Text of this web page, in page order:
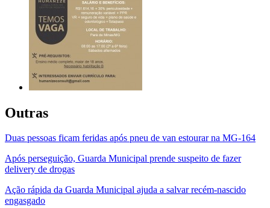
Outras
Duas pessoas ficam feridas após pneu de van estourar na MG-164
Após perseguição, Guarda Municipal prende suspeito de fazer
delivery de drogas
Ação rápida da Guarda Municipal ajuda a salvar recém-nascido
engasgado